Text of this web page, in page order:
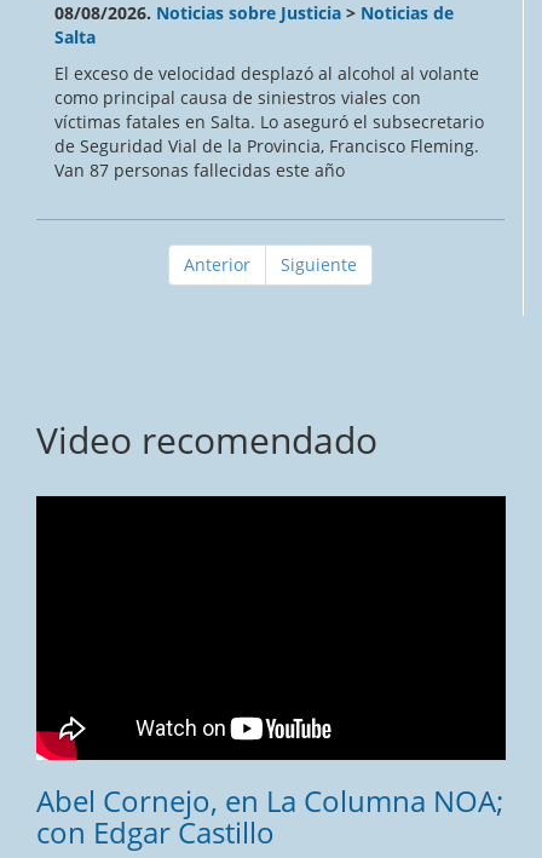
08/08/2026. Noticias sobre Justicia > Noticias de
Salta
El exceso de velocidad desplazó al alcohol al volante
como principal causa de siniestros viales con
víctimas fatales en Salta. Lo aseguró el subsecretario
de Seguridad Vial de la Provincia, Francisco Fleming.
Van 87 personas fallecidas este año
Anterior Siguiente
Video recomendado
Abel Cornejo, en La Columna NOA;
con Edgar Castillo